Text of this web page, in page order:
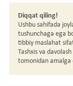
Diqqat qiling!
Ushbu sahifada
tushunchaga ega
tibbiy maslahat
Tashxis va
tomonidan amalga